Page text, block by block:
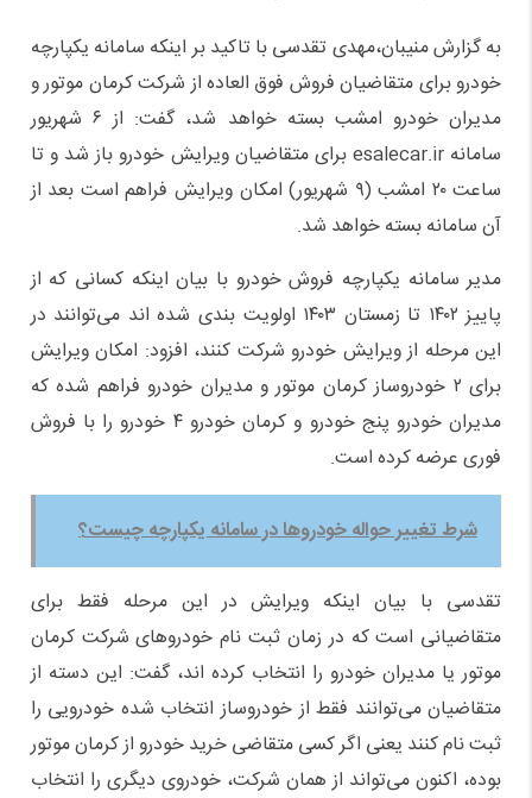
به گزارش منیبان،مهدی تقدسی با تاکید بر اینکه سامانه یکپارچه
خودرو برای متقاضیان فروش فوق العاده از شرکت کرمان موتور و
مدیران خودرو امشب بسته خواهد شد، گفت: از ۶ شهریور
سامانه esalecar.ir برای متقاضیان ویرایش خودرو باز شد و تا
ساعت ۲۰ امشب (۹ شهریور) امکان ویرایش فراهم است بعد از
آن سامانه بسته خواهد شد.
مدیر سامانه یکپارچه فروش خودرو با بیان اینکه کسانی که از
پاییز ۱۴۰۲ تا زمستان ۱۴۰۳ اولویت بندی شده اند می‌توانند در
این مرحله از ویرایش خودرو شرکت کنند، افزود: امکان ویرایش
برای ۲ خودروساز کرمان موتور و مدیران خودرو فراهم شده که
مدیران خودرو پنج خودرو و کرمان خودرو ۴ خودرو را با فروش
فوری عرضه کرده است.
شرط تغییر حواله خودروها در سامانه یکپارچه چیست؟
تقدسی با بیان اینکه ویرایش در این مرحله فقط برای
متقاضیانی است که در زمان ثبت نام خودرو‌های شرکت کرمان
موتور یا مدیران خودرو را انتخاب کرده اند، گفت: این دسته از
متقاضیان می‌توانند فقط از خودروساز انتخاب شده خودرویی را
ثبت نام کنند یعنی اگر کسی متقاضی خرید خودرو از کرمان موتور
بوده، اکنون می‌تواند از همان شرکت، خودروی دیگری را انتخاب